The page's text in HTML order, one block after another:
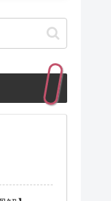
意点
法
法